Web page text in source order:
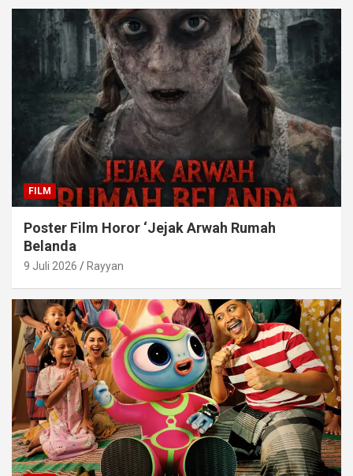
FILM
Poster Film Horor ‘Jejak Arwah Rumah
Belanda
9 Juli 2026 Rayyan